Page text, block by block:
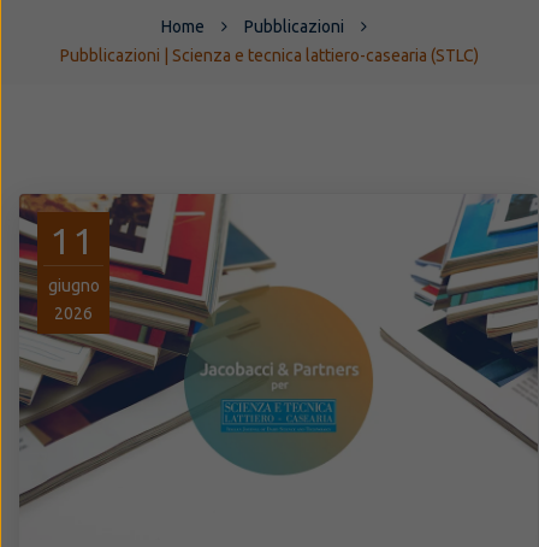
Home
Pubblicazioni
Pubblicazioni | Scienza e tecnica lattiero-casearia (STLC)
11
giugno
2026